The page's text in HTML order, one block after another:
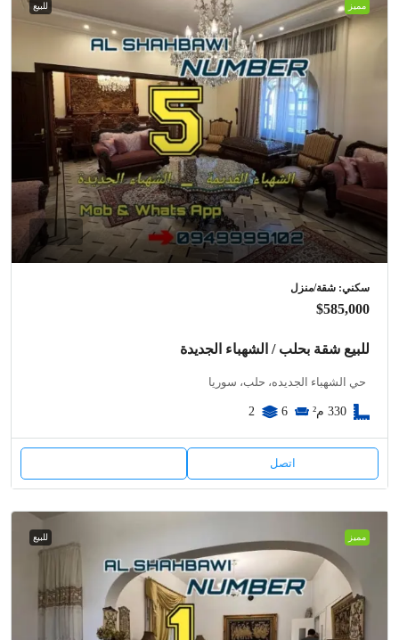
مميز للبيع
سكني: شقة/منزل
$585,000
للبيع شقة بحلب / الشهباء الجديدة
حي الشهباء الجديده، حلب، سوريا
330 م² 6
2
اتصل
مميز للبيع